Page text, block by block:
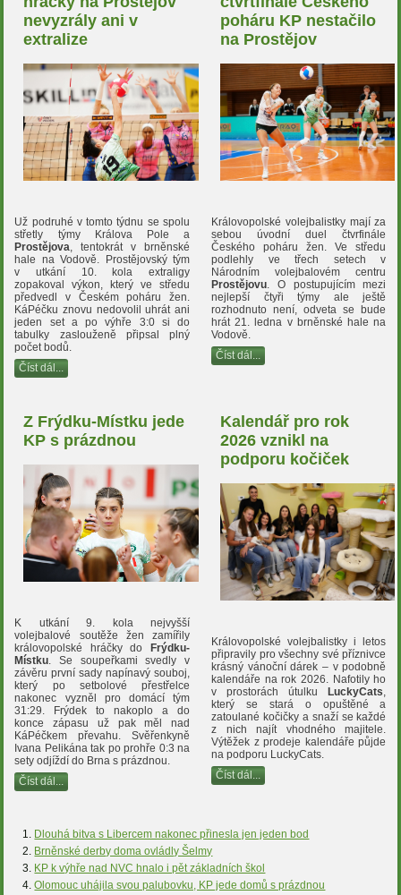
nevyzrály ani v
extralize
Už podruhé v tomto týdnu se spolu
střetly týmy Králova Pole a
Prostějova
, tentokrát v brněnské
hale na Vodově. Prostějovský tým
v utkání 10. kola extraligy
zopakoval výkon, který ve středu
předvedl v Českém poháru žen.
KáPéčku znovu nedovolil uhrát ani
jeden set a po výhře 3:0 si do
tabulky zaslouženě připsal plný
počet bodů.
Číst dál...
poháru KP nestačilo
na Prostějov
Královopolské volejbalistky mají za
sebou úvodní duel čtvrfinále
Českého poháru žen. Ve středu
podlehly ve třech setech v
Národním volejbalovém centru
Prostějovu. O postupujícím mezi
nejlepší čtyři týmy ale ještě
rozhodnuto není, odveta se bude
hrát 21. ledna v brněnské hale na
Vodově.
Číst dál...
Z Frýdku-Místku jede
KP s prázdnou
K utkání 9. kola nejvyšší
volejbalové soutěže žen zamířily
královopolské hráčky do Frýdku-
Místku . Se soupeřkami svedly v
závěru první sady napínavý souboj,
který po setbolové přestřelce
nakonec vyzněl pro domácí tým
31:29. Frýdek to nakoplo a do
konce zápasu už pak měl nad
KáPéčkem převahu. Svěřenkyně
Ivana Pelikána tak po prohře 0:3 na
sety odjíždí do Brna s prázdnou.
Číst dál...
Kalendář pro rok
2026 vznikl na
podporu kočiček
Královopolské volejbalistky i letos
připravily pro všechny své příznivce
krásný vánoční dárek – v podobně
kalendáře na rok 2026. Nafotily ho
v prostorách útulkuLuckyCats
který se stará o opuštěné a
zatoulané kočičky a snaží se každé
z nich najít vhodného majitele.
Výtěžek z prodeje kalendáře půjde
na podporu LuckyCats.
Číst dál...
Dlouhá bitva s Libercem nakonec přinesla jen jeden bod
Brněnské derby doma ovládly Šelmy
KP k výhře nad NVC hnalo i pět základních škol
Olomouc uhájila svou palubovku, KP jede domů s prázdnou